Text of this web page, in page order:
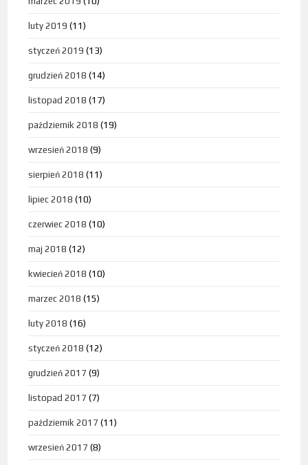
luty 2019 (11)
styczeń 2019 (13)
grudzień 2018 (14)
listopad 2018 (17)
październik 2018 (19)
wrzesień 2018 (9)
sierpień 2018 (11)
lipiec 2018 (10)
czerwiec 2018 (10)
maj 2018 (12)
kwiecień 2018 (10)
marzec 2018 (15)
luty 2018 (16)
styczeń 2018 (12)
grudzień 2017 (9)
listopad 2017 (7)
październik 2017 (11)
wrzesień 2017 (8)